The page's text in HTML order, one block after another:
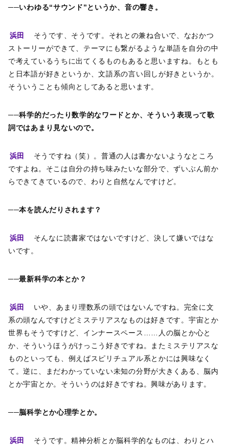
──いわゆる“サウンド”というか、音の響き。
浜田
そうです、そうです。それとの兼ね合いで、なおかつ
ストーリーができて、テーマにも繋がるような単語を自分の中
で考えているうちに出てくるものもあると思いますね。もとも
と日本語が好きというか、文語系の言い回しが好きというか。
そういうことも傾向としてあると思います。
──科学的だったり数学的なワードとか、そういう表現って歌
詞ではあまり見ないので。
浜田
そうですね（笑）。普通の人は書かないようなところ
ですよね。そこは自分の持ち味みたいな部分で、ずいぶん前か
らできてきているので、わりと自然なんですけど。
──本を読んだりされます？
浜田
そんなに読書家ではないですけど、決して嫌いではな
いです。
──最新科学の本とか？
浜田
いや、あまり理数系の頭ではないんですね。完全に文
系の頭なんですけどミステリアスなものは好きです。宇宙とか
世界もそうですけど、インナースペース……人の脳とか心と
か、そういうほうがけっこう好きですね。またミステリアスな
ものといっても、例えばスピリチュアル系とかには興味なく
て。逆に、まだわかっていない未知の分野が大きくある、脳内
とか宇宙とか。そういうのは好きですね。興味があります。
──脳科学とか心理学とか。
浜田
そうです。精神分析とか脳科学的なものは、わりとハ